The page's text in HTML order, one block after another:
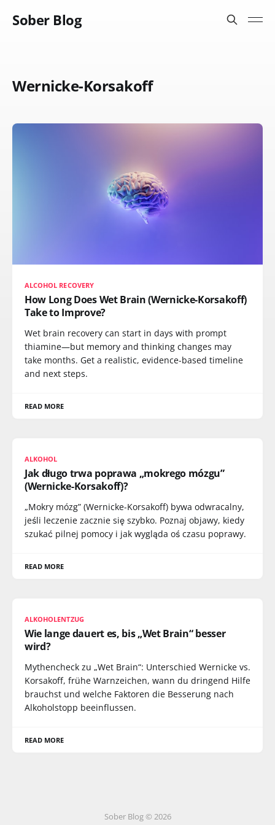
Sober Blog
Wernicke-Korsakoff
ALCOHOL RECOVERY
How Long Does Wet Brain (Wernicke-Korsakoff)
Take to Improve?
Wet brain recovery can start in days with prompt
thiamine—but memory and thinking changes may
take months. Get a realistic, evidence-based timeline
and next steps.
READ MORE
ALKOHOL
Jak długo trwa poprawa „mokrego mózgu”
(Wernicke-Korsakoff)?
„Mokry mózg” (Wernicke-Korsakoff) bywa odwracalny,
jeśli leczenie zacznie się szybko. Poznaj objawy, kiedy
szukać pilnej pomocy i jak wygląda oś czasu poprawy.
READ MORE
ALKOHOLENTZUG
Wie lange dauert es, bis „Wet Brain“ besser
wird?
Mythencheck zu „Wet Brain“: Unterschied Wernicke vs.
Korsakoff, frühe Warnzeichen, wann du dringend Hilfe
brauchst und welche Faktoren die Besserung nach
Alkoholstopp beeinflussen.
READ MORE
Sober Blog © 2026